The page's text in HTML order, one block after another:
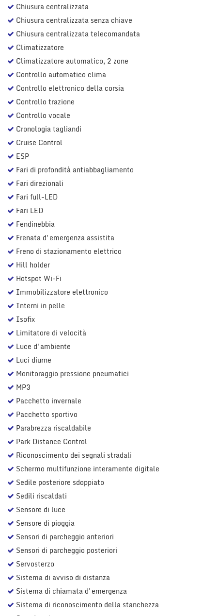
Chiusura centralizzata
Chiusura centralizzata senza chiave
Chiusura centralizzata telecomandata
Climatizzatore
Climatizzatore automatico, 2 zone
Controllo automatico clima
Controllo elettronico della corsia
Controllo trazione
Controllo vocale
Cronologia tagliandi
Cruise Control
ESP
Fari di profondità antiabbagliamento
Fari direzionali
Fari full-LED
Fari LED
Fendinebbia
Frenata d'emergenza assistita
Freno di stazionamento elettrico
Hill holder
Hotspot Wi-Fi
Immobilizzatore elettronico
Interni in pelle
Isofix
Limitatore di velocità
Luce d'ambiente
Luci diurne
Monitoraggio pressione pneumatici
MP3
Pacchetto invernale
Pacchetto sportivo
Parabrezza riscaldabile
Park Distance Control
Riconoscimento dei segnali stradali
Schermo multifunzione interamente digitale
Sedile posteriore sdoppiato
Sedili riscaldati
Sensore di luce
Sensore di pioggia
Sensori di parcheggio anteriori
Sensori di parcheggio posteriori
Servosterzo
Sistema di avviso di distanza
Sistema di chiamata d'emergenza
Sistema di riconoscimento della stanchezza